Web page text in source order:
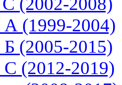
А (1999-2004)
Б (2005-2015)
С (2012-2019)